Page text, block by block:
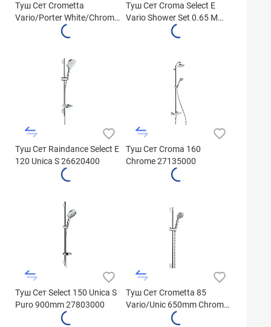
Туш Сет Crometta
Vario/Porter White/Chrome
Shower Hose 1600mm
Туш Сет Croma Select E
Vario Shower Set 0.65 M
Туш Сет Raindance Select E
120 Unica S 26620400
Туш Сет Croma 160
Chrome 27135000
Туш Сет Select 150 Unica S
Puro 900mm 27803000
Туш Сет Crometta 85
Vario/Unic 650mm Chrome